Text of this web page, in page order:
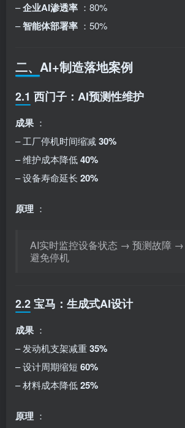
–企业AI渗透率 ：80%
–智能体部署率 ：50%
二、AI+制造落地案例
2.1 西门子：AI预测性维护
成果 ：
– 工厂停机时间缩减 30%
– 维护成本降低40%
– 设备寿命延长 20%
原理 ：
AI实时监控设备状态 → 预测故障
避免停机
2.2 宝马：生成式AI设计
成果 ：
– 发动机支架减重35%
– 设计周期缩短 60%
– 材料成本降低25%
原理 ：